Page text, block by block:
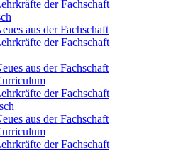
der Fachschaft
aus der Fachschaft
der Fachschaft
aus der Fachschaft
der Fachschaft
aus der Fachschaft
der Fachschaft